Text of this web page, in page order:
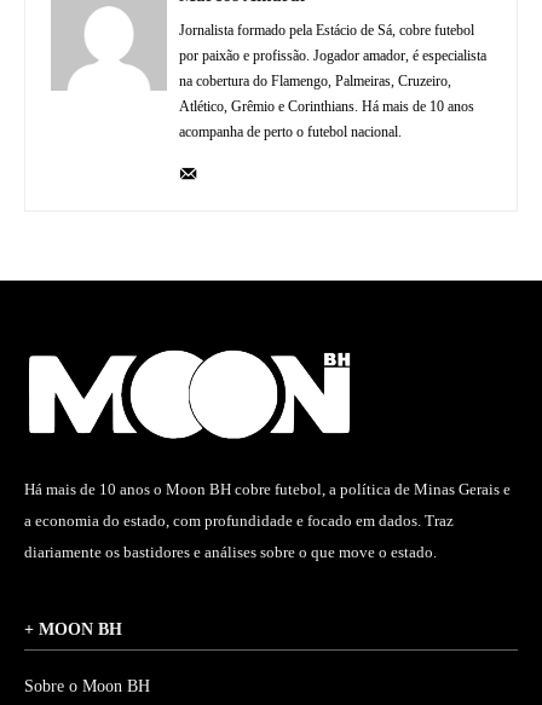
Jornalista formado pela Estácio de Sá, cobre futebol
por paixão e profissão. Jogador amador, é especialista
na cobertura do Flamengo, Palmeiras, Cruzeiro,
Atlético, Grêmio e Corinthians. Há mais de 10 anos
acompanha de perto o futebol nacional.
Há mais de 10 anos o Moon BH cobre futebol, a política de Minas Gerais e
a economia do estado, com profundidade e focado em dados. Traz
diariamente os bastidores e análises sobre o que move o estado.
+ MOON BH
Sobre o Moon BH